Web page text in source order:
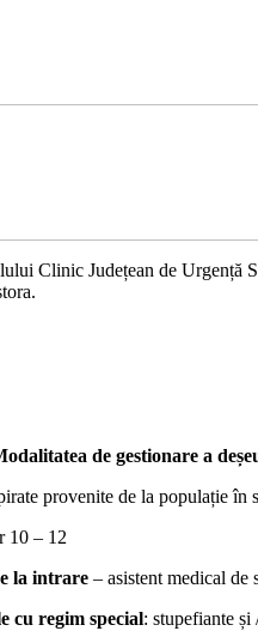
Clinic Județean de Urgență
de gestionare a
provenite de la populație
10 – 12
la intrare – asistent medical de
cu regim special: stupefiante